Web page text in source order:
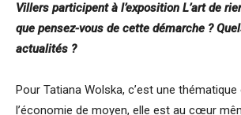
Villers participent à l’exposition L’art de
que pensez-vous de cette démarche ?
actualités ?
Pour Tatiana Wolska, c’est une
l’économie de moyen, elle est au cœur